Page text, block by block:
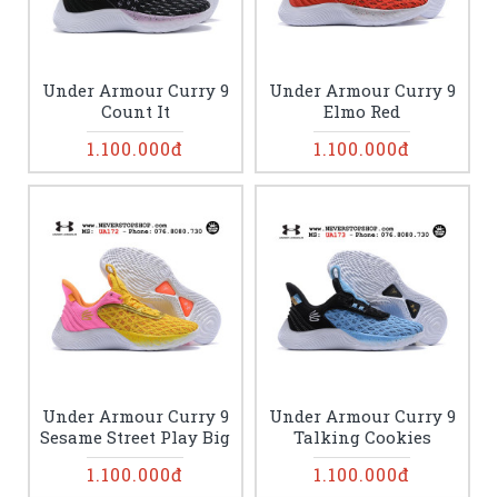
Under Armour Curry 9
Count It
1.100.000đ
Under Armour Curry 9
Elmo Red
1.100.000đ
Under Armour Curry 9
Sesame Street Play Big
1.100.000đ
Under Armour Curry 9
Talking Cookies
1.100.000đ